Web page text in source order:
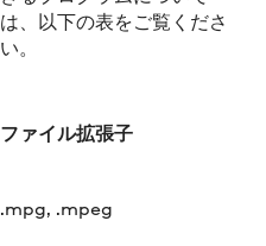
は、以下の表をご覧くださ
い。
ファイル拡張子
.mpg, .mpeg